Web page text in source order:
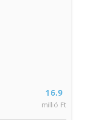
16.9
millió Ft